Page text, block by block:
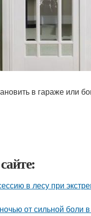
в гараже или
в лесу при
от сильной боли